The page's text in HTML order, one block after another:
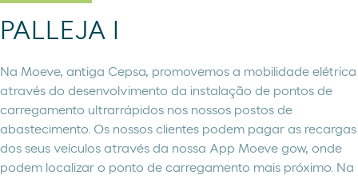
PALLEJA I
Na Moeve, antiga Cepsa, promovemos a mobilidade elétrica
através do desenvolvimento da instalação de pontos de
carregamento ultrarrápidos nos nossos postos de
abastecimento. Os nossos clientes podem pagar as recargas
dos seus veículos através da nossa App Moeve gow, onde
podem localizar o ponto de carregamento mais próximo. Na